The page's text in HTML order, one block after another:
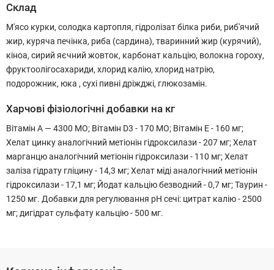
Склад
М'ясо курки, солодка картопля, гідролізат білка риби, риб'ячий
жир, куряча печінка, риба (сардина), тваринний жир (курячий),
кіноа, сирий яєчний жовток, карбонат кальцію, волокна гороху,
фруктоолігосахариди, хлорид калію, хлорид натрію,
подорожник, юка , сухі пивні дріжджі, глюкозамін.
Харчові фізіологічні добавки на кг
Вітамін А — 4300 МО; Вітамін D3 - 170 МО; Вітамін Е - 160 мг;
Хелат цинку аналогічний метіонін гідроксилази - 207 мг; Хелат
марганцю аналогічний метіонін гідроксилази - 110 мг; Хелат
заліза гідрату гліцину - 14,3 мг; Хелат міді аналогічний метіонін
гідроксилази - 17,1 мг; Йодат кальцію безводний - 0,7 мг; Таурин -
1250 мг. Добавки для регулювання рН сечі: цитрат калію - 2500
мг; дигідрат сульфату кальцію - 500 мг.